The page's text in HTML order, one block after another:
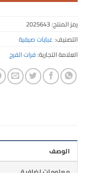
رمز المنتج:2025643
التصنيف:عبايات صيفية
العلامة التجارية:فرات الفرج
الوصف